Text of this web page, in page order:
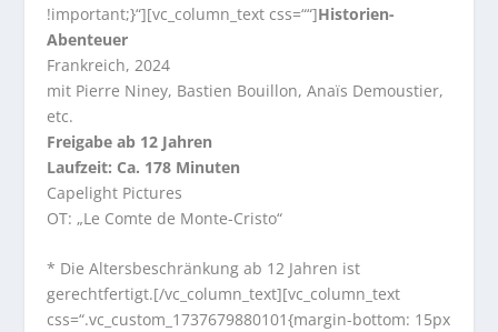
!important;}“][vc_column_text css=““]Historien-
Abenteuer
Frankreich, 2024
mit Pierre Niney, Bastien Bouillon, Anaïs Demoustier,
etc.
Freigabe ab 12 Jahren
Laufzeit: Ca. 178 Minuten
Capelight Pictures
OT: „Le Comte de Monte-Cristo“
* Die Altersbeschränkung ab 12 Jahren ist
gerechtfertigt.[/vc_column_text][vc_column_text
css=“.vc_custom_1737679880101{margin-bottom: 15px